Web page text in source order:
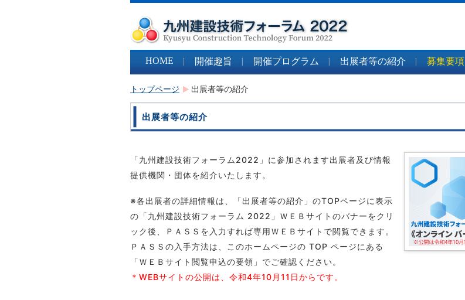
HOME 開催趣旨 開催プログラム 出展者等の紹介 募集要項
トップページ 出展者等の紹介
出展者等の紹介
「九州建設技術フォーラム2022」に参加されます出展者及び情報
提供機関・団体を紹介いたします。
※各出展者の詳細情報は、「出展者等の紹介」のTOPページに表示
の「九州建設技術フォーラム 2022」ＷＥＢサイトのバナーをクリ
ック後、ＰＡＳＳを入力すれば専用ＷＥＢサイトで閲覧できます。
ＰＡＳＳの入手方法は、このホームページの TOP ページにある
「ＷＥＢサイト閲覧申込の要領」でご確認ください。
＊WEBサイトの公開は、令和4年10月11日からです。